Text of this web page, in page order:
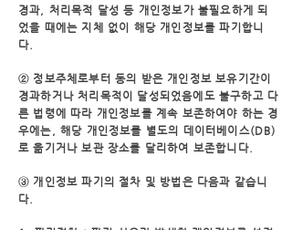
경과, 처리목적 달성 등 개인정보가 불필요하게되
었을 때에는 지체 없이 해당 개인정보를 파기합니
다.
② 정보주체로부터 동의 받은 개인정보 보유기간이
경과하거나 처리목적이 달성되었음에도 불구하고 다
른 법령에 따라 개인정보를 계속 보존하여야 하는 경
우에는, 해당 개인정보를 별도의 데이터베이스(DB)
로 옮기거나 보관 장소를 달리하여 보존합니다.
③ 개인정보 파기의 절차 및 방법은 다음과 같습니
다.